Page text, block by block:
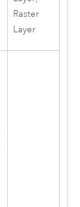
Raster
Layer